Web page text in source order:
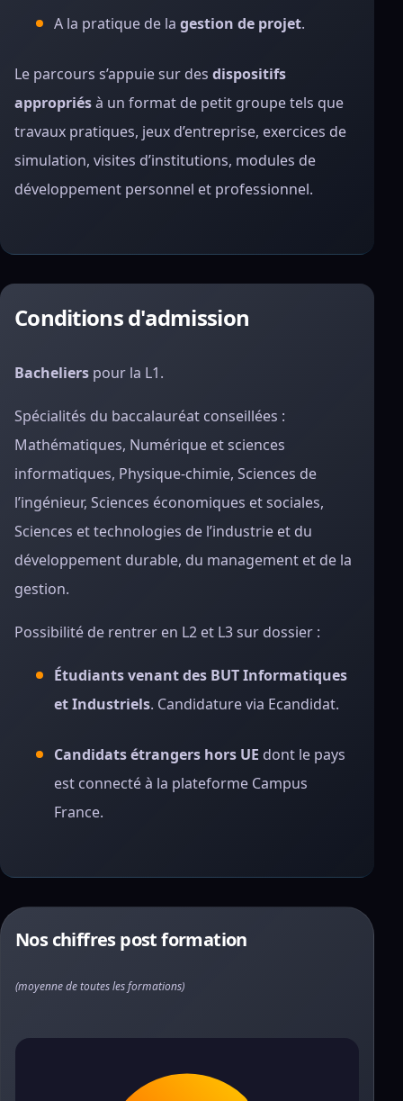
A la pratique de la gestion de projet.
Le parcours s’appuie sur des dispositifs
appropriésà un format de petit groupe tels que
travaux pratiques, jeux d’entreprise, exercices de
simulation, visites d’institutions, modules de
développement personnel et professionnel.
Conditions d'admission
Bacheliers pour la L1.
Spécialités du baccalauréat conseillées :
Mathématiques, Numérique et sciences
informatiques, Physique-chimie, Sciences de
l’ingénieur, Sciences économiques et sociales,
Sciences et technologies de l’industrie et du
développement durable, du management et de la
gestion.
Possibilité de rentrer en L2 et L3 sur dossier :
Étudiants venant des BUT Informatiques
et Industriels. Candidature via Ecandidat.
Candidats étrangers hors UE dont le pays
est connecté à la plateforme Campus
France.
Nos chiffres post formation
(moyenne de toutes les formations)